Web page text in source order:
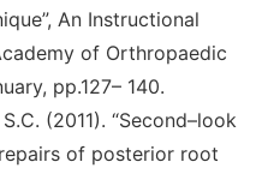
”, An Instructional
of Orthropaedic
pp.127– 140.
(2011). “Second–look
of posterior root